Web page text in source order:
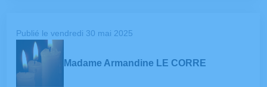
Publié le vendredi 30 mai 2025
Madame Armandine LE CORRE